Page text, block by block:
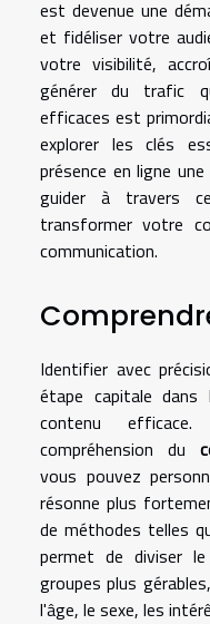
est devenue une
et fidéliser votre
votre visibilité,
générer du trafic
efficaces est
explorer les clés
présence en ligne
guider à travers
transformer votre
communication.
Identifier avec
étape capitale dans
contenu
compréhension du
vous pouvez
résonne plus
de méthodes telles
permet de diviser
groupes plus
l'âge, le sexe, les